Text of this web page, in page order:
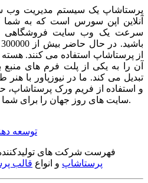
پرستاشاپ یک سیستم مدیریت وب
آنلاین اپن سورس است که به
سرعت یک وب سایت فروشگاهی /
از پرستاشاپ استفاده می کنند.
آن را به یکی از پلت فرم های
تبدیل می کند. ما در نیوزپاور با
و استفاده از فریم ورک پرستاشاپ،
سایت های روز جهان را برای شما طراحی می کنیم.
توسعه
فهرست شرکت های
پرستاشاپ و انواع قالب